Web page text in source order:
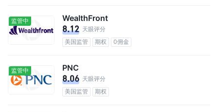
监管中 WealthFront
8.12 天眼评分
美国监管
期权 0佣金
监管中 PNC
8.06 天眼评分
美国监管
期权